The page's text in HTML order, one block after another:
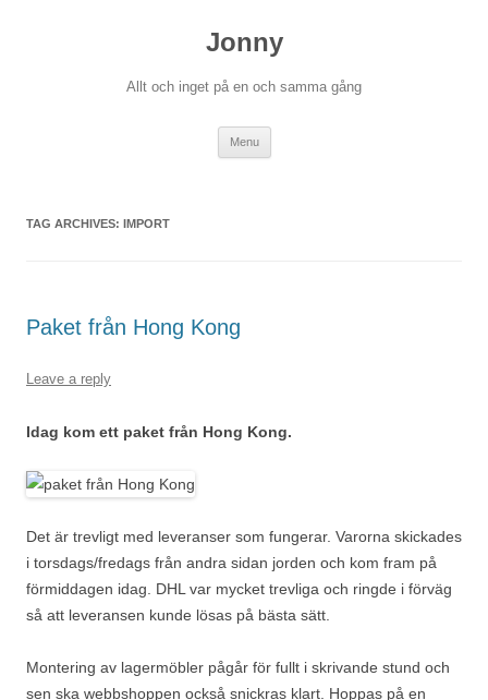
Jonny
Allt och inget på en och samma gång
Menu
TAG ARCHIVES: IMPORT
Paket från Hong Kong
Leave a reply
Idag kom ett paket från Hong Kong.
Det är trevligt med leveranser som fungerar. Varorna skickades
i torsdags/fredags från andra sidan jorden och kom fram på
förmiddagen idag. DHL var mycket trevliga och ringde i förväg
så att leveransen kunde lösas på bästa sätt.
Montering av lagermöbler pågår för fullt i skrivande stund och
sen ska webbshoppen också snickras klart. Hoppas på en